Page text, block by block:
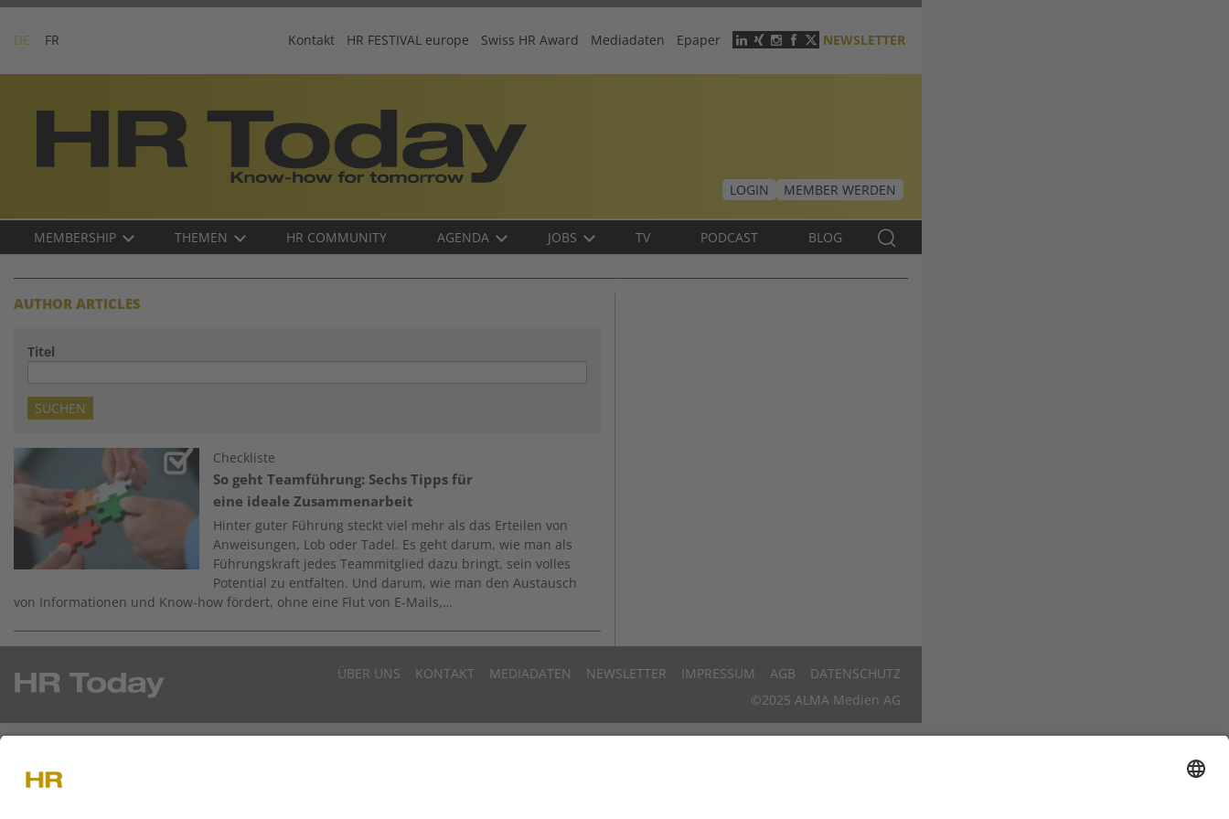
Skip
content
DE FR
Header
menu
Kontakt HR FESTIVAL europe Swiss HR Award Mediadaten Epaper NEWSLETTER
LOGIN
MEMBER WERDEN
Main
DE
MEMBERSHIP THEMEN HR COMMUNITY AGENDA JOBS TV PODCAST BLOG
AUTHOR ARTICLES
Titel
Image Checkliste
So geht Teamführung: Sechs Tipps für
eine ideale Zusammenarbeit
Hinter guter Führung steckt viel mehr als das Erteilen von
Anweisungen, Lob oder Tadel. Es geht darum, wie man als
Führungskraft jedes Teammitglied dazu bringt, sein volles
Potential zu entfalten. Und darum, wie man den Austausch
von Informationen und Know-how fördert, ohne eine Flut von E-Mails,…
DE
ÜBER UNS KONTAKT MEDIADATEN NEWSLETTER IMPRESSUM AGB
DATENSCHUTZ
©2025 ALMA Medien AG